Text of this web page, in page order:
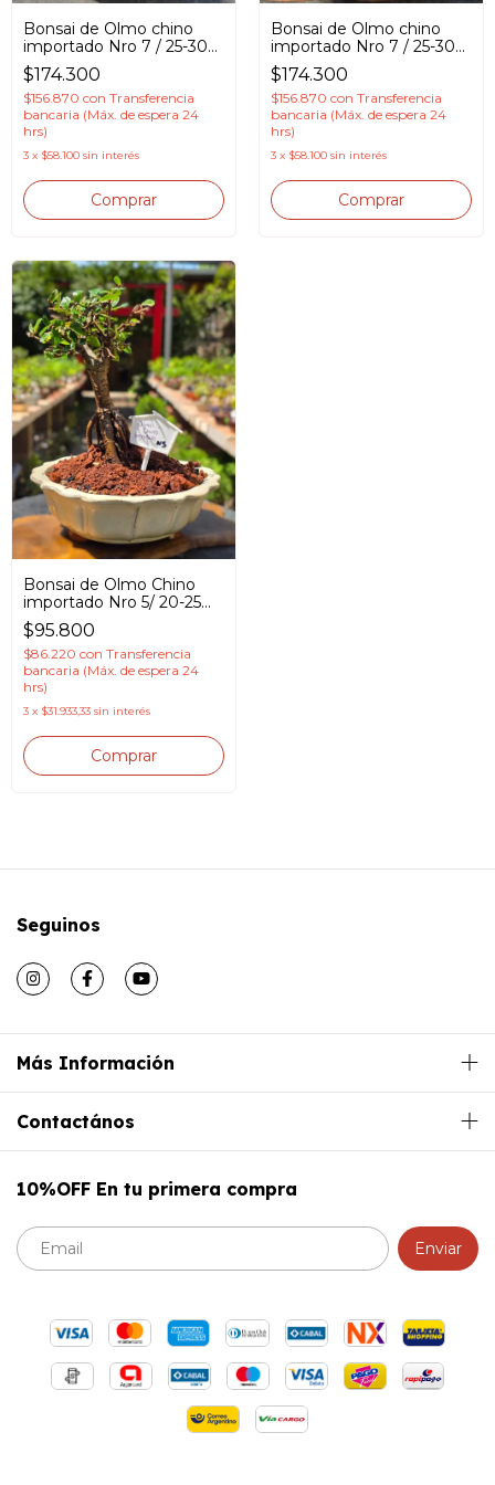
Bonsai de Olmo chino
importado Nro 7 / 25-30
cm / 20 años en Maceta
esmaltada
$174.300
$156.870 con Transferencia
bancaria (Máx. de espera 24
hrs)
3 x $58.100 sin interés
Bonsai de Olmo chino
importado Nro 7 / 25-30
cm / 20-25 años en
Maceta esmaltada
$174.300
$156.870 con Transferencia
bancaria (Máx. de espera 24
hrs)
3 x $58.100 sin interés
Bonsai de Olmo Chino
importado Nro 5/ 20-25
cm / 15- años en Maceta
esmaltada
$95.800
$86.220 con Transferencia
bancaria (Máx. de espera 24
hrs)
3 x $31.933,33 sin interés
Seguinos
Más Información
Contactános
10%OFF En tu primera compra